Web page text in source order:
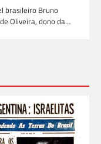
brasileiro Bruno
Oliveira, dono da…